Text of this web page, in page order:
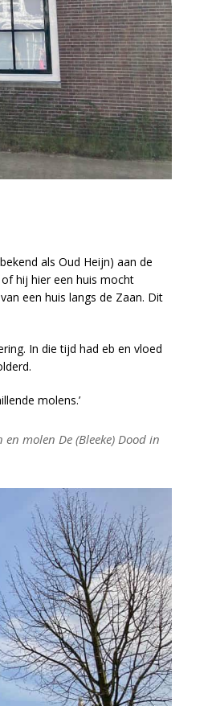
als Oud Heijn) aan de
hij hier een huis mocht
een huis langs de Zaan. Dit
In die tijd had eb en vloed
molens.’
molen De (Bleeke) Dood in